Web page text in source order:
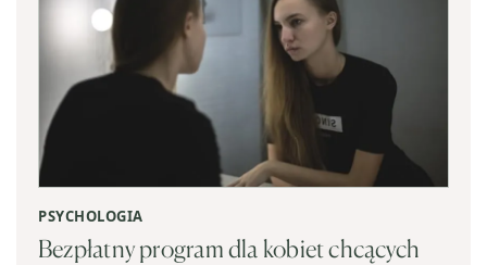
PSYCHOLOGIA
Bezpłatny program dla kobiet chcących